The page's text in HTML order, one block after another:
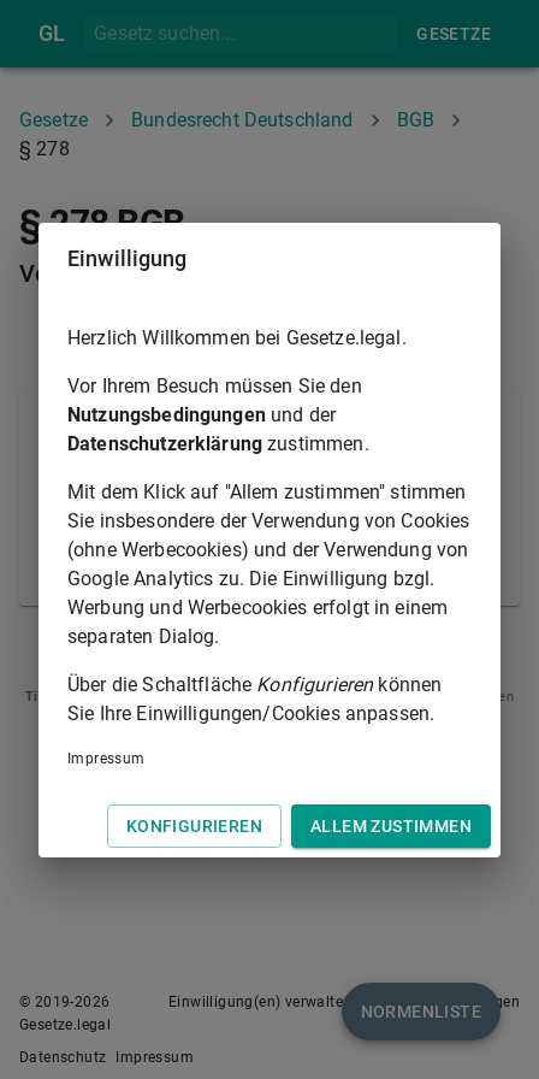
GL GESETZE
Gesetze Bundesrecht Deutschland
BGB
§ 278
§ 278 BGB
Verantwortlichkeit des Schuldners für Dritte
Der Schuldner hat ein Verschulden seines
gesetzlichen Vertreters und der Personen, deren er
sich zur Erfüllung seiner Verbindlichkeit bedient, in
gleichem Umfang zu vertreten wie eigenes
Verschulden. Die Vorschrift des § 276 Abs. 3 findet
keine Anwendung.
§ 277
Tipp
: Swipen Sie auf dem Bildschirm links oder rechts zur Navigation zwischen
Normen.
NORMENLISTE
© 2019-2026
Gesetze.legal
Einwilligung(en) verwalten Nutzungsbedingungen
Datenschutz Impressum
Einwilligung
Herzlich Willkommen bei Gesetze.legal.
Vor Ihrem Besuch müssen Sie den
Nutzungsbedingungenund der
Datenschutzerklärung zustimmen.
Mit dem Klick auf "Allem zustimmen" stimmen
Sie insbesondere der Verwendung von Cookies
(ohne Werbecookies) und der Verwendung von
Google Analytics zu. Die Einwilligung bzgl.
Werbung und Werbecookies erfolgt in einem
separaten Dialog.
Über die Schaltfläche Konfigurierenkönnen
Sie Ihre Einwilligungen/Cookies anpassen.
Impressum
KONFIGURIEREN ALLEM ZUSTIMMEN